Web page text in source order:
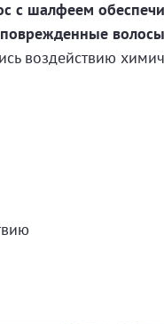
шалфеем
воздействию